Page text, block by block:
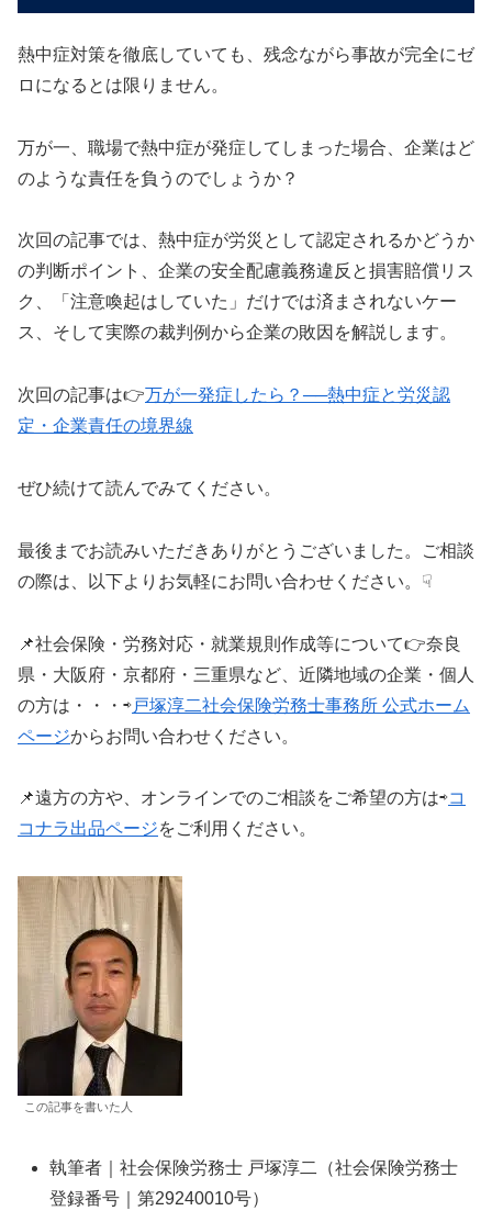
熱中症対策を徹底していても、残念ながら事故が完全にゼ
ロになるとは限りません。
万が一、職場で熱中症が発症してしまった場合、企業はど
のような責任を負うのでしょうか？
次回の記事では、熱中症が労災として認定されるかどうか
の判断ポイント、企業の安全配慮義務違反と損害賠償リス
ク、「注意喚起はしていた」だけでは済まされないケー
ス、そして実際の裁判例から企業の敗因を解説します。
次回の記事は👉万が一発症したら？──熱中症と労災認
定・企業責任の境界線
ぜひ続けて読んでみてください。
最後までお読みいただきありがとうございました。ご相談
の際は、以下よりお気軽にお問い合わせください。☟
📌社会保険・労務対応・就業規則作成等について👉奈良
県・大阪府・京都府・三重県など、近隣地域の企業・個人
の方は・・・⇨戸塚淳二社会保険労務士事務所 公式ホーム
ページからお問い合わせください。
📌遠方の方や、オンラインでのご相談をご希望の方は⇨コ
コナラ出品ページをご利用ください。
この記事を書いた人
執筆者｜社会保険労務士 戸塚淳二（社会保険労務士
登録番号｜第29240010号）